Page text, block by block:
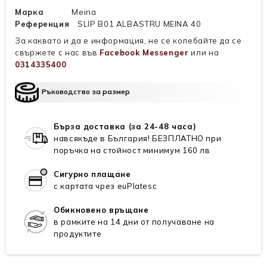
Марка
Meina
Референция
SLIP B01 ALBASTRU MEINA 40
За каквато и да е информация, не се колебайте да се
свържете с нас във Facebook Messenger или на
0314335400
Ръководство за размер
Бърза доставка (за 24-48 часа)
навсякъде в България! БЕЗПЛАТНО при
поръчка на стойност минимум 160 лв
Сигурно плащане
с картата чрез euPlatesc
Обикновено връщане
в рамките на 14 дни от получаване на
продуктите